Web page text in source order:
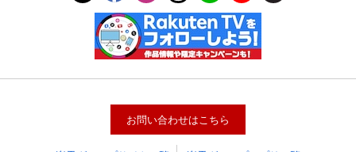
会員情報
基本情報、本人連絡先、パスワード 、クレ
決済方法の変更が可能です。
お問い合わせはこちら